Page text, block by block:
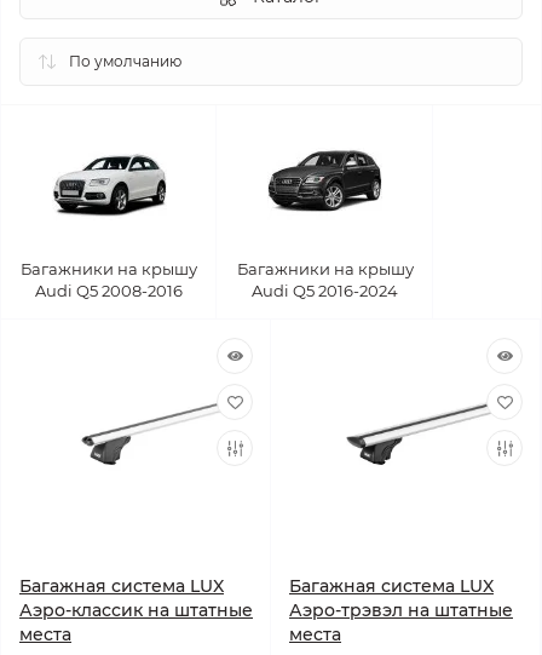
Багажники на крышу
Audi Q5 2008-2016
Багажники на крышу
Audi Q5 2016-2024
Багажная система LUX
Аэро-классик на штатные
места
Багажная система LUX
Аэро-трэвэл на штатные
места